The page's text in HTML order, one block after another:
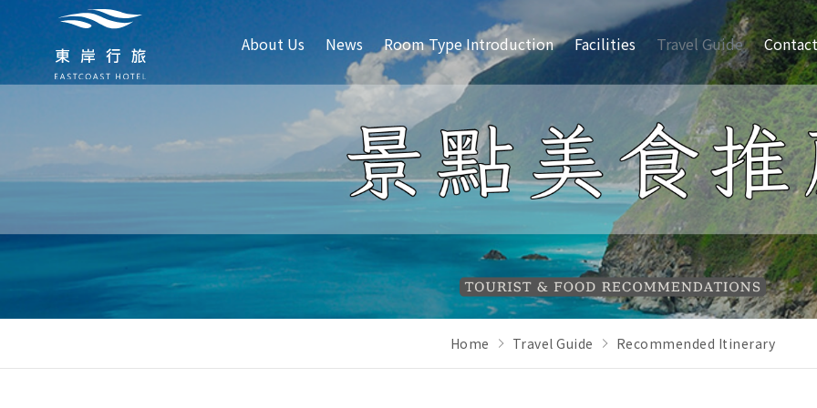
About Us News Room Type Introduction Facilities Travel Guide
Home Travel Guide Recommended Itinerary